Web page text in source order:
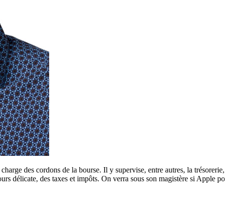
des cordons de la bourse. Il y supervise, entre autres, la
délicate, des taxes et impôts. On verra sous son magistère si Apple